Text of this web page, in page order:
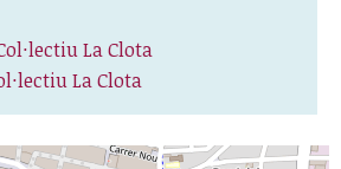
La Clota
La Clota